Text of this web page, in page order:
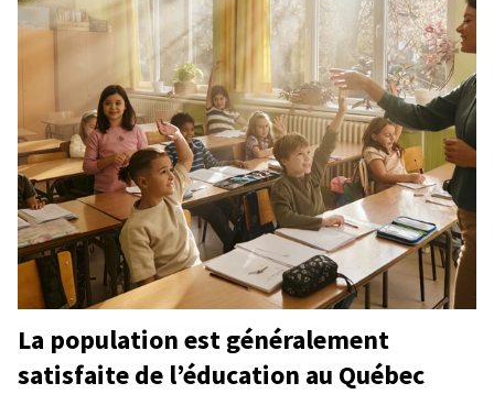
La population est généralement
satisfaite de l’éducation au Québec